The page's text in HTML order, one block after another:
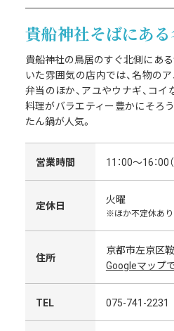
貴船神社そばにあ
貴船神社の鳥居のすぐ北側にあ
いた雰囲気の店内では、名物の
弁当のほか、アユやウナギ、コ
料理がバラエティー豊かにそろ
たん鍋が人気。
営業時間 11：00～16：00（
定休日 火曜
※ほか不定休あり
住所
京都市左京区
Googleマップ
TEL 075-741-2231